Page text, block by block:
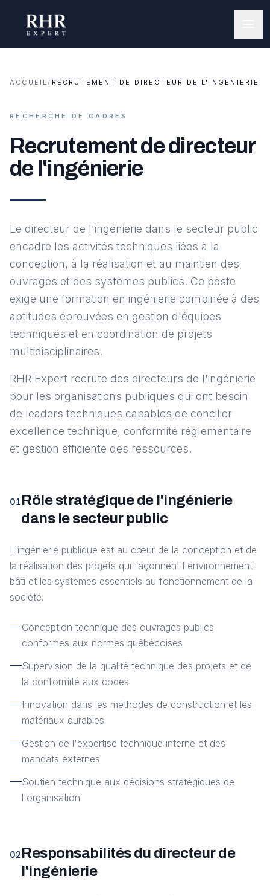
ACCUEIL/ RECRUTEMENT DE DIRECTEUR DE L'INGÉNIERIE
RECHERCHE DE CADRES
Recrutement de directeur
de l'ingénierie
Le directeur de l'ingénierie dans le secteur public
encadre les activités techniques liées à la
conception, à la réalisation et au maintien des
ouvrages et des systèmes publics. Ce poste
exige une formation en ingénierie combinée à des
aptitudes éprouvées en gestion d'équipes
techniques et en coordination de projets
multidisciplinaires.
RHR Expert recrute des directeurs de l'ingénierie
pour les organisations publiques qui ont besoin
de leaders techniques capables de concilier
excellence technique, conformité réglementaire
et gestion efficiente des ressources.
01Rôle stratégique de l'ingénierie
dans le secteur public
L'ingénierie publique est au cœur de la conception et de
la réalisation des projets qui façonnent l'environnement
bâti et les systèmes essentiels au fonctionnement de la
société.
Conception technique des ouvrages publics
conformes aux normes québécoises
Supervision de la qualité technique des projets et de
la conformité aux codes
Innovation dans les méthodes de construction et les
matériaux durables
Gestion de l'expertise technique interne et des
mandats externes
Soutien technique aux décisions stratégiques de
l'organisation
02Responsabilités du directeur de
l'ingénierie